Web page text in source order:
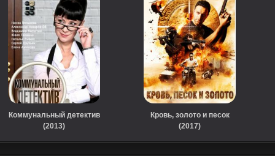
Коммунальный детектив
(2013)
Кровь, золото и песок
(2017)